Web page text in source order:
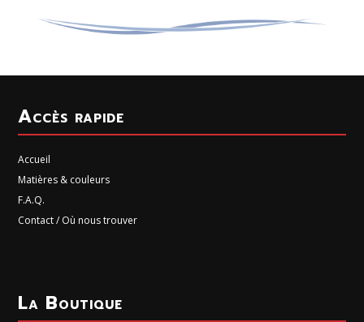
Accès rapide
Accueil
Matières & couleurs
F.A.Q.
Contact / Où nous trouver
La Boutique